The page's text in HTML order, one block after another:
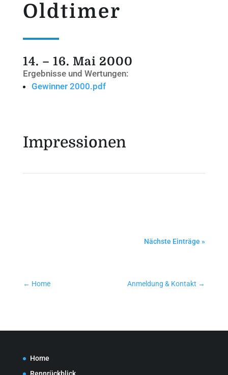
Oldtimer
14. – 16. Mai 2000
Ergebnisse und Wertungen:
Gewinner 2000.pdf
Impressionen
Nächste Einträge »
← Home Anmeldung & Kontakt →
Home